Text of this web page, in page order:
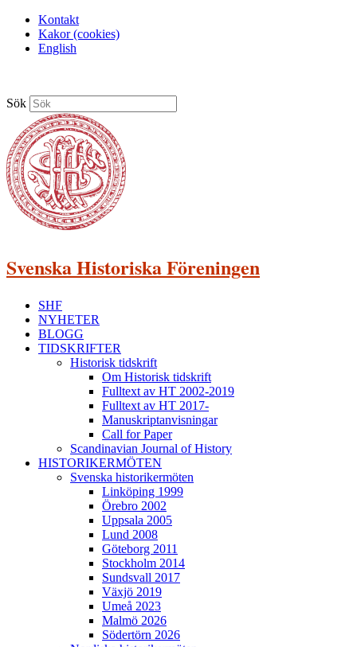
Kontakt
Kakor (cookies)
English
Sök
Svenska Historiska Föreningen
SHF
NYHETER
BLOGG
TIDSKRIFTER
Historisk tidskrift
Om Historisk tidskrift
Fulltext av HT 2002-2019
Fulltext av HT 2017-
Manuskriptanvisningar
Call for Paper
Scandinavian Journal of History
HISTORIKERMÖTEN
Svenska historikermöten
Linköping 1999
Örebro 2002
Uppsala 2005
Lund 2008
Göteborg 2011
Stockholm 2014
Sundsvall 2017
Växjö 2019
Umeå 2023
Malmö 2026
Södertörn 2026